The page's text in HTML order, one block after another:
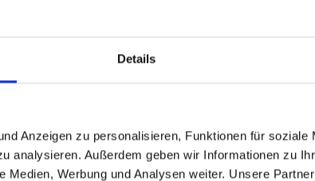
Details
Anzeigen zu personalisieren, Funktionen für soziale
analysieren. Außerdem geben wir Informationen zu
Medien, Werbung und Analysen weiter. Unsere